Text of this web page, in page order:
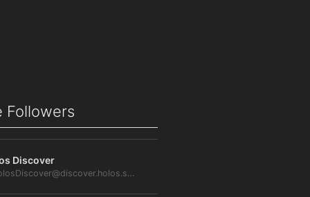
Followers
Discover
@HolosDiscover@discover.holos.social